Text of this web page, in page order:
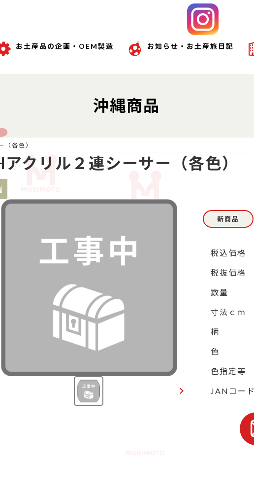
お土産品の企画・OEM製造 お知らせ・お土産旅日記
沖縄商品
（各色）
アクリル２連シーサー（各色）
新商品
税込価格
税抜価格
数量
寸法ｃｍ
柄
色
色指定等
JANコード